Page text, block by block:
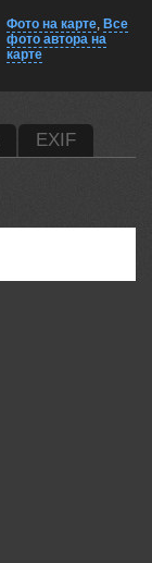
Фото на карте, Все
фото автора на
карте
EXIF